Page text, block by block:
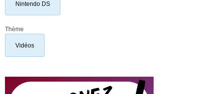
Nintendo DS
Thème
Vidéos